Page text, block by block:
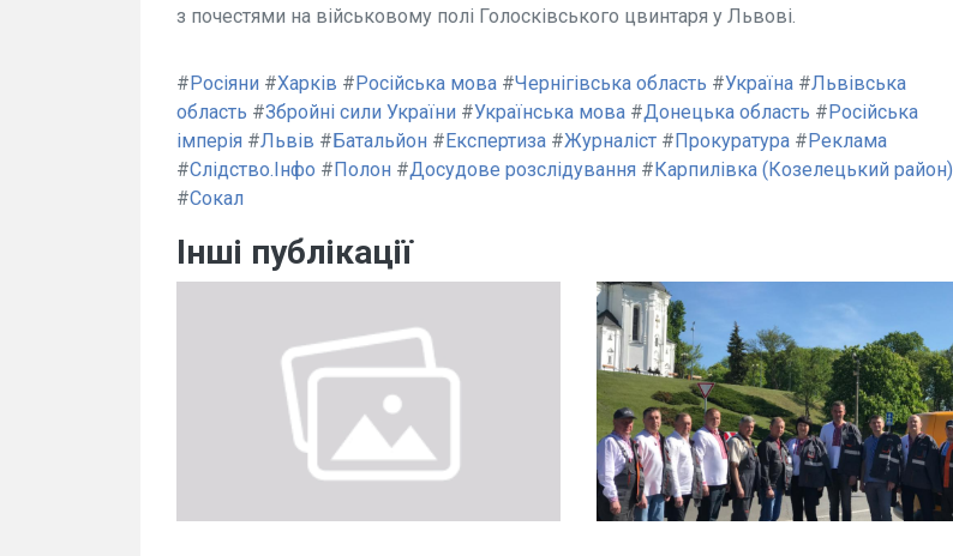
з почестями на військовому полі Голосківського цвинтаря у Львові.
#Росіяни #Харків #Російська мова #Чернігівська область #Україна #Львівська
область #Збройні сили України #Українська мова #Донецька область #Російська
імперія #Львів #Батальйон #Експертиза #Журналіст #Прокуратура #Реклама
#Слідство.Інфо #Полон #Досудове розслідування #Карпилівка (Козелецький район)
#Сокал
Інші публікації